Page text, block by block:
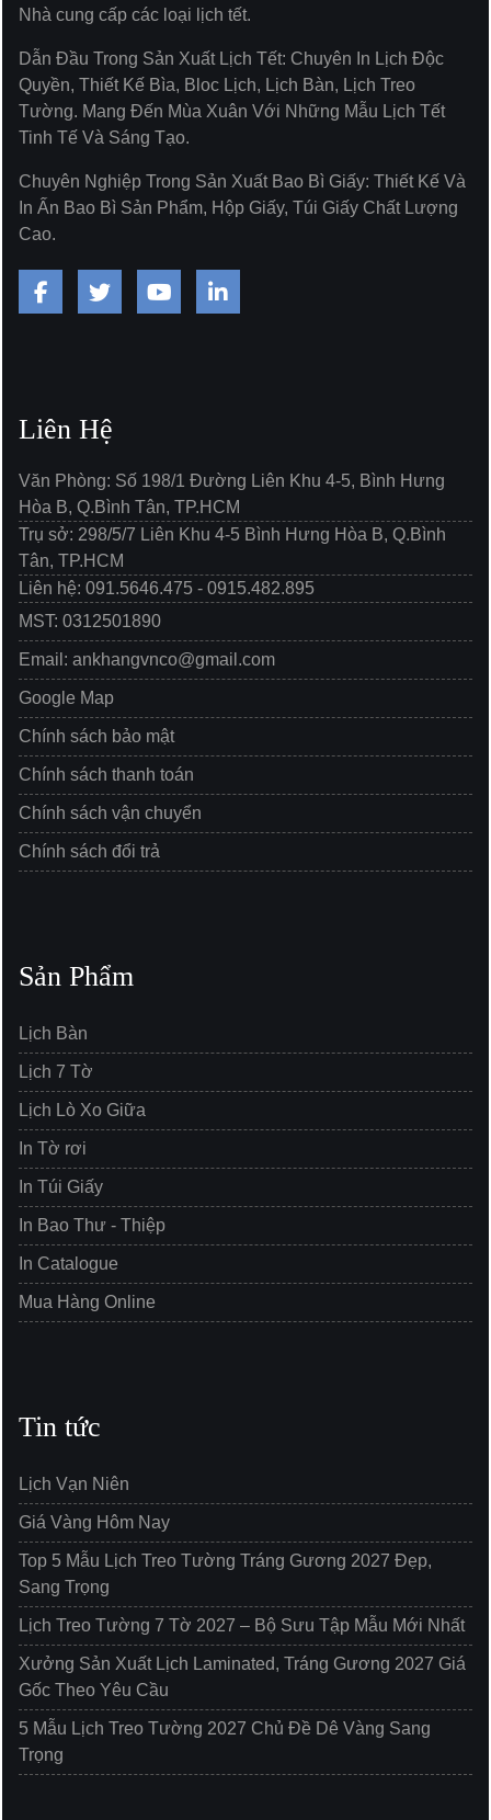
Nhà cung cấp các loại lịch tết.
Dẫn Đầu Trong Sản Xuất Lịch Tết: Chuyên In Lịch Độc
Quyền, Thiết Kế Bìa, Bloc Lịch, Lịch Bàn, Lịch Treo
Tường. Mang Đến Mùa Xuân Với Những Mẫu Lịch Tết
Tinh Tế Và Sáng Tạo.
Chuyên Nghiệp Trong Sản Xuất Bao Bì Giấy: Thiết Kế Và
In Ấn Bao Bì Sản Phẩm, Hộp Giấy, Túi Giấy Chất Lượng
Cao.
Liên Hệ
Văn Phòng: Số 198/1 Đường Liên Khu 4-5, Bình Hưng
Hòa B, Q.Bình Tân, TP.HCM
Trụ sở: 298/5/7 Liên Khu 4-5 Bình Hưng Hòa B, Q.Bình
Tân, TP.HCM
Liên hệ: 091.5646.475 - 0915.482.895
MST: 0312501890
Email: ankhangvnco@gmail.com
Google Map
Chính sách bảo mật
Chính sách thanh toán
Chính sách vận chuyển
Chính sách đổi trả
Sản Phẩm
Lịch Bàn
Lịch 7 Tờ
Lịch Lò Xo Giữa
In Tờ rơi
In Túi Giấy
In Bao Thư - Thiệp
In Catalogue
Mua Hàng Online
Tin tức
Lịch Vạn Niên
Giá Vàng Hôm Nay
Top 5 Mẫu Lịch Treo Tường Tráng Gương 2027 Đẹp,
Sang Trọng
Lịch Treo Tường 7 Tờ 2027 – Bộ Sưu Tập Mẫu Mới Nhất
Xưởng Sản Xuất Lịch Laminated, Tráng Gương 2027 Giá
Gốc Theo Yêu Cầu
5 Mẫu Lịch Treo Tường 2027 Chủ Đề Dê Vàng Sang
Trọng